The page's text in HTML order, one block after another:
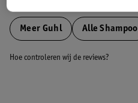
Meer Guhl Alle Shampoo
Hoe controleren wij de reviews?